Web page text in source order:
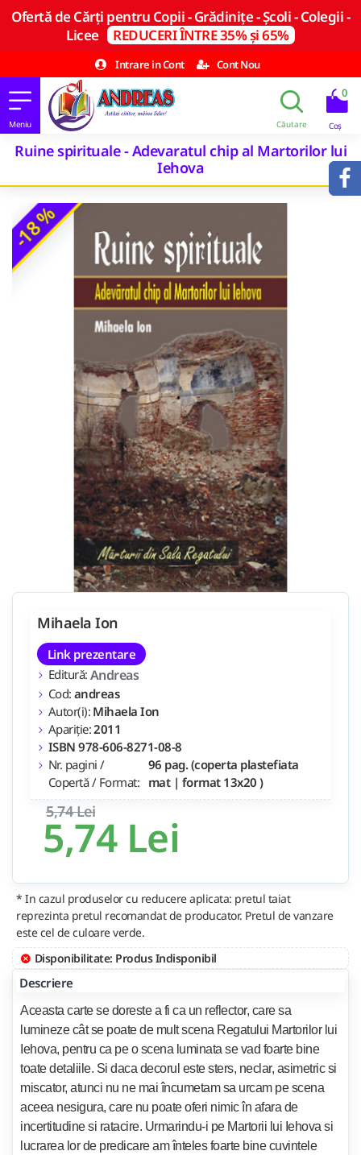
Ofertă de Cărți pentru Copii - Grădinițe - Școli - Colegii -
Licee REDUCERI ÎNTRE 35% și 65%
Intrare in Cont
Cont Nou
0
Ruine spirituale - Adevaratul chip al Martorilor lui
Iehova
-18 %
5,74 Lei
5,74 Lei
Mihaela Ion
Link prezentare
Editură: Andreas
Cod: andreas
Autor(i): Mihaela Ion
Apariție:2011
ISBN 978-606-8271-08-8
Nr. pagini /
Copertă / Format:
96 pag. (coperta plastefiata
mat | format 13x20 )
* In cazul produselor cu reducere aplicata: pretul taiat
reprezinta pretul recomandat de producator. Pretul de vanzare
este cel de culoare verde.
Disponibilitate: Produs Indisponibil
Descriere
Aceasta carte se doreste a fi ca un reflector, care sa
lumineze cât se poate de mult scena Regatului Martorilor lui
Iehova, pentru ca pe o scena luminata se vad foarte bine
toate detaliile. Si daca decorul este sters, neclar, asimetric si
miscator, atunci nu ne mai încumetam sa urcam pe scena
aceea nesigura, care nu poate oferi nimic în afara de
incertitudine si ratacire. Urmarindu-i pe Martorii lui Iehova si
lucrarea lor de predicare am înteles foarte bine cuvintele